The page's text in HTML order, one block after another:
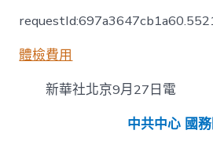
中
心
關
表
體檢費用
新華社北京9月27日電
中共中心 國